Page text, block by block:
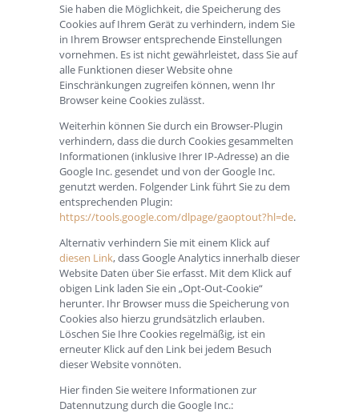
Sie haben die Möglichkeit, die Speicherung des
Cookies auf Ihrem Gerät zu verhindern, indem Sie
in Ihrem Browser entsprechende Einstellungen
vornehmen. Es ist nicht gewährleistet, dass Sie auf
alle Funktionen dieser Website ohne
Einschränkungen zugreifen können, wenn Ihr
Browser keine Cookies zulässt.
Weiterhin können Sie durch ein Browser-Plugin
verhindern, dass die durch Cookies gesammelten
Informationen (inklusive Ihrer IP-Adresse) an die
Google Inc. gesendet und von der Google Inc.
genutzt werden. Folgender Link führt Sie zu dem
entsprechenden Plugin:
https://tools.google.com/dlpage/gaoptout?hl=de.
Alternativ verhindern Sie mit einem Klick auf
diesen Link, dass Google Analytics innerhalb dieser
Website Daten über Sie erfasst. Mit dem Klick auf
obigen Link laden Sie ein „Opt-Out-Cookie“
herunter. Ihr Browser muss die Speicherung von
Cookies also hierzu grundsätzlich erlauben.
Löschen Sie Ihre Cookies regelmäßig, ist ein
erneuter Klick auf den Link bei jedem Besuch
dieser Website vonnöten.
Hier finden Sie weitere Informationen zur
Datennutzung durch die Google Inc.: